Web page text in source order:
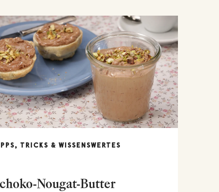
TRICKS & WISSENSWERTES
Nougat-Butter